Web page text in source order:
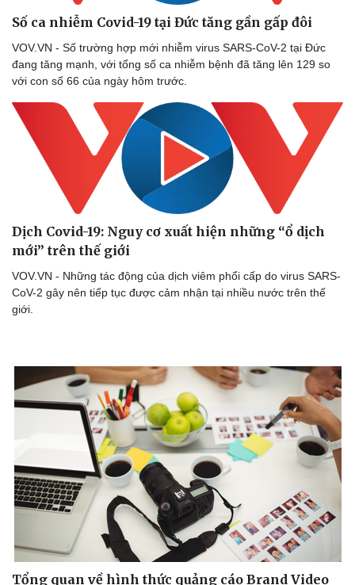
Số ca nhiễm Covid-19 tại Đức tăng gần gấp đôi
VOV.VN - Số trường hợp mới nhiễm virus SARS-CoV-2 tại Đức
đang tăng mạnh, với tổng số ca nhiễm bệnh đã tăng lên 129 so
với con số 66 của ngày hôm trước.
Dịch Covid-19: Nguy cơ xuất hiện những “ổ dịch
mới” trên thế giới
VOV.VN - Những tác động của dịch viêm phổi cấp do virus SARS-
CoV-2 gây nên tiếp tục được cảm nhận tại nhiều nước trên thế
giới.
Tổng quan về hình thức quảng cáo Brand Video